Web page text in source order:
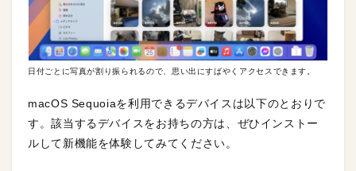
日付ごとに写真が割り振られるので、思い出にすばやくアクセスできます。
macOS Sequoiaを利用できるデバイスは以下のとおりで
す。該当するデバイスをお持ちの方は、ぜひインストー
ルして新機能を体験してみてください。